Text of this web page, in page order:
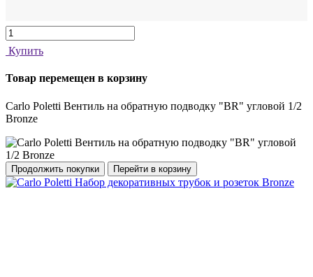
Купить
Товар перемещен в корзину
Carlo Poletti Вентиль на обратную подводку "BR" угловой 1/2
Bronze
Продолжить покупки Перейти в корзину